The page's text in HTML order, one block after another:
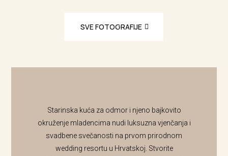
SVE FOTOGRAFIJE
Starinska kuća za odmor i njeno bajkovito
okruženje mladencima nudi luksuzna vjenčanja i
svadbene svečanosti na prvom prirodnom
wedding resortu u Hrvatskoj. Stvorite